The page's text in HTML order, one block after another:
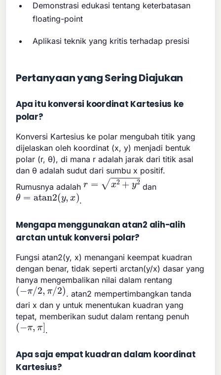
Demonstrasi edukasi tentang keterbatasan
floating-point
Aplikasi teknik yang kritis terhadap presisi
Pertanyaan yang Sering Diajukan
Apa itu konversi koordinat Kartesius ke
polar?
Konversi Kartesius ke polar mengubah titik yang
dijelaskan oleh koordinat (x, y) menjadi bentuk
polar (r, θ), di mana r adalah jarak dari titik asal
dan θ adalah sudut dari sumbu x positif.
Rumusnya adalah
r =x2 +y2
dan
θ=atan2(y,x)
.
Mengapa menggunakan atan2 alih-alih
arctan untuk konversi polar?
Fungsi atan2(y, x) menangani keempat kuadran
dengan benar, tidak seperti arctan(y/x) dasar yang
hanya mengembalikan nilai dalam rentang
(−π/2,π/2)
. atan2 mempertimbangkan tanda
dari x dan y untuk menentukan kuadran yang
tepat, memberikan sudut dalam rentang penuh
(−π,π]
.
Apa saja empat kuadran dalam koordinat
Kartesius?